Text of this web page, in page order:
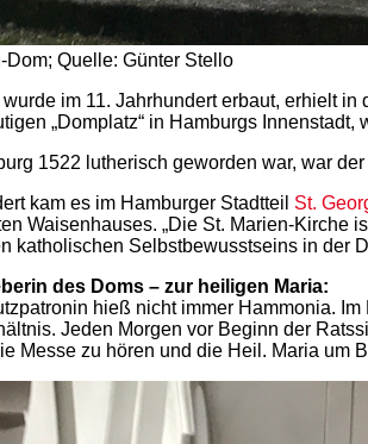
Dom; Quelle: Günter Stello
im 11. Jahrhundert erbaut, erhielt
„Domplatz“ in Hamburgs
1522 lutherisch geworden war, war
kam es im Hamburger Stadtteil St.
Waisenhauses. „Die St. Marien-Kirche
katholischen Selbstbewusstseins in der
des Doms – zur heiligen Maria:
hieß nicht immer Hammonia.
Jeden Morgen vor Beginn der
Messe zu hören und die Heil. Maria um